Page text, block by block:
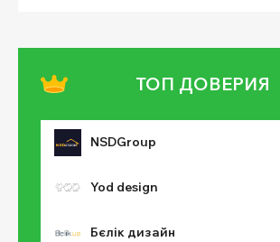
ТОП ДОВЕРИЯ
NSDGroup
Yod design
Бєлік дизайн